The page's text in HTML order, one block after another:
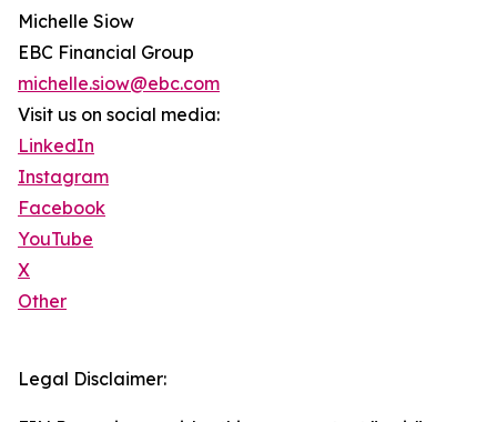
Michelle Siow
EBC Financial Group
michelle.siow@ebc.com
Visit us on social media:
LinkedIn
Instagram
Facebook
YouTube
X
Other
Legal Disclaimer: